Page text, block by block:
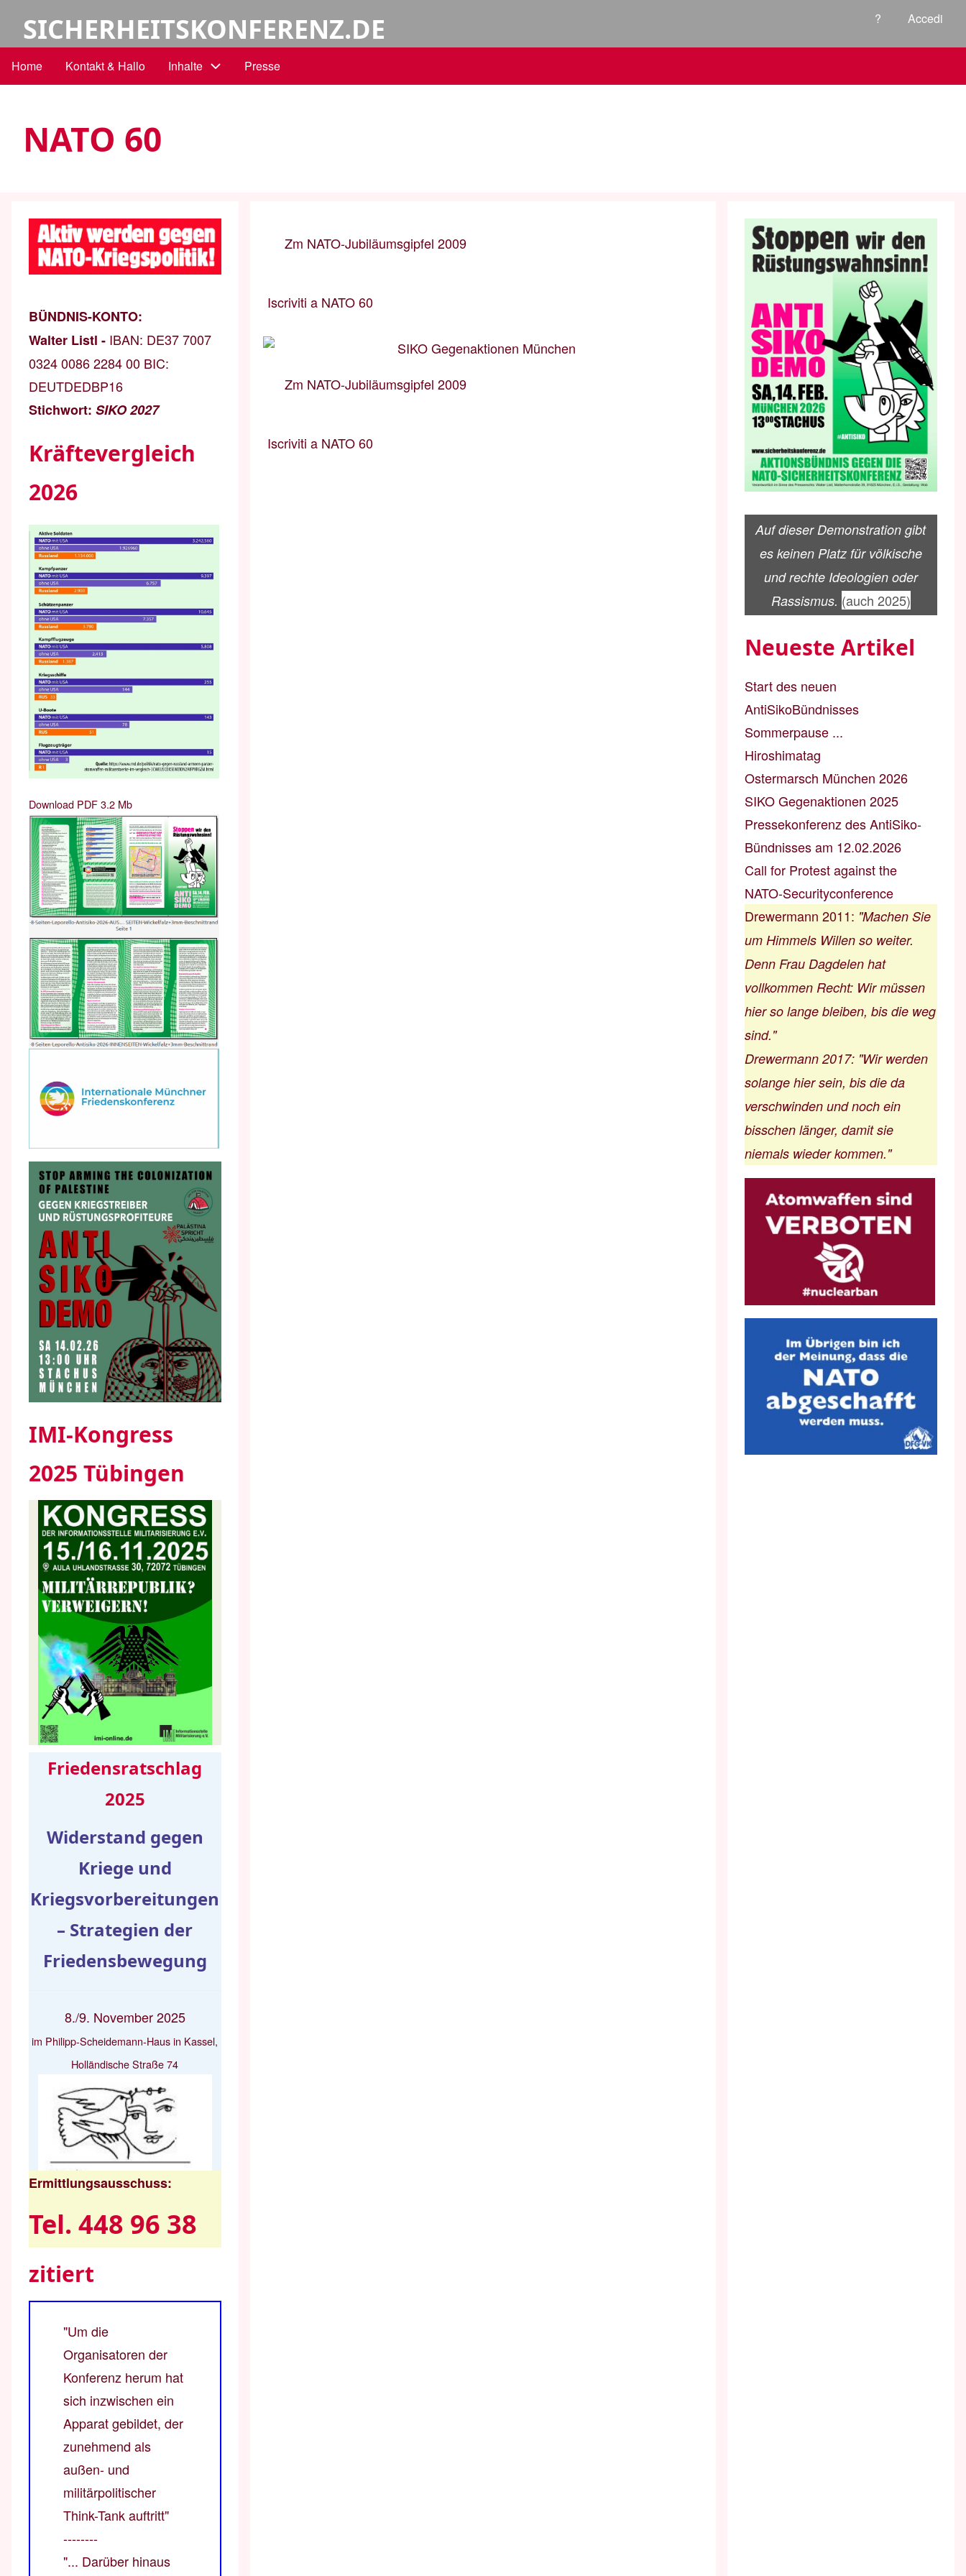
contenuto
principale
Menu
profilo
? Accedi
SICHERHEITSKONFERENZ.DE
Navigazione
Home Kontakt & Hallo Inhalte Presse
NATO 60
BÜNDNIS-KONTO:
Walter Listl - IBAN: DE37 7007
0324 0086 2284 00 BIC:
DEUTDEDBP16
Stichwort: SIKO 2027
Kräftevergleich
2026
Download PDF 3.2 Mb
IMI-Kongress
2025 Tübingen
Friedensratschlag
2025
Widerstand gegen
Kriege und
Kriegsvorbereitungen
– Strategien der
Friedensbewegung
8./9. November 2025
im Philipp-Scheidemann-Haus in Kassel,
Holländische Straße 74
Ermittlungsausschuss:
Tel. 448 96 38
zitiert
"Um die
Organisatoren der
Konferenz herum hat
sich inzwischen ein
Apparat gebildet, der
zunehmend als
außen- und
militärpolitischer
Think-Tank auftritt"
--------
"... Darüber hinaus
Zm NATO-Jubiläumsgipfel 2009
Iscriviti a NATO 60
Zm NATO-Jubiläumsgipfel 2009
Iscriviti a NATO 60
Auf dieser Demonstration gibt
es keinen Platz für völkische
und rechte Ideologien oder
Rassismus. (auch 2025)
Neueste Artikel
Start des neuen
AntiSikoBündnisses
Sommerpause ...
Hiroshimatag
Ostermarsch München 2026
SIKO Gegenaktionen 2025
Pressekonferenz des AntiSiko-
Bündnisses am 12.02.2026
Call for Protest against the
NATO-Securityconference
Drewermann 2011: "Machen Sie
um Himmels Willen so weiter.
Denn Frau Dagdelen hat
vollkommen Recht: Wir müssen
hier so lange bleiben, bis die weg
sind."
Drewermann 2017: "Wir werden
solange hier sein, bis die da
verschwinden und noch ein
bisschen länger, damit sie
niemals wieder kommen."